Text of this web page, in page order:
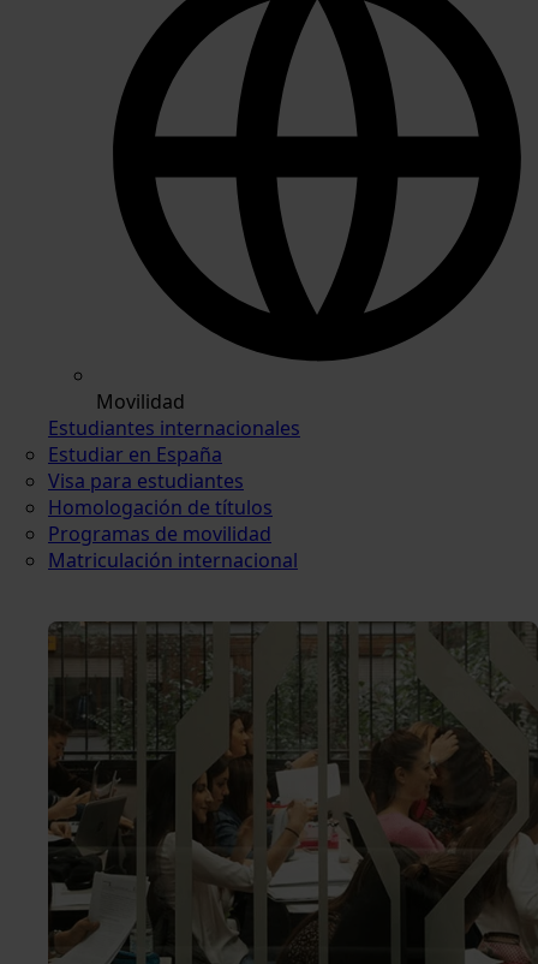
Movilidad
Estudiantes internacionales
Estudiar en España
Visa para estudiantes
Homologación de títulos
Programas de movilidad
Matriculación internacional